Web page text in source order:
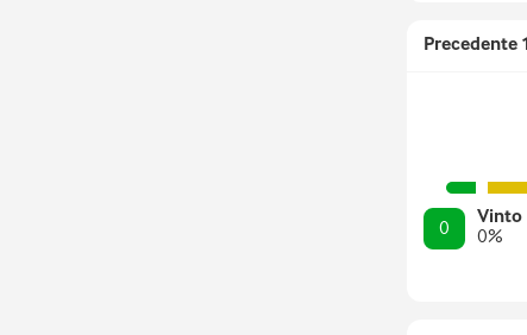
Precedente 1
0
Vinto
0%